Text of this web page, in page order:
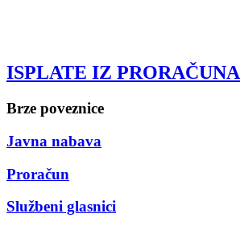
ISPLATE IZ PRORAČUNA
Brze poveznice
Javna nabava
Proračun
Službeni glasnici